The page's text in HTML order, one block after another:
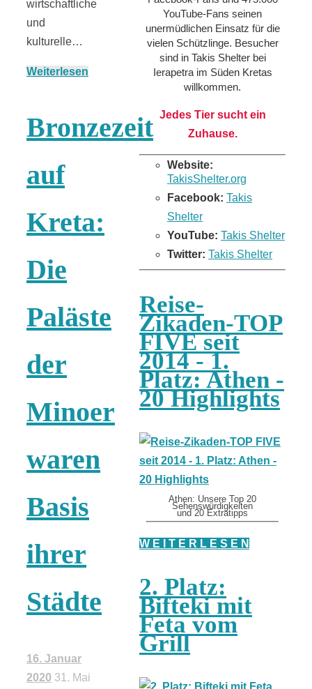
wirtschaftliche
und
kulturelle…
Weiterlesen
Bronzezeit
auf
Kreta:
Die
Paläste
der
Minoer
waren
Basis
ihrer
Städte
16. Januar
2020 31. Mai
YouTube-Fans seinen
unermüdlichen Einsatz für die
vielen Schützlinge. Besucher
sind in Takis Shelter bei
Ierapetra im Süden Kretas
willkommen.
Jedes Tier sucht ein
Zuhause.
Website:
TakisShelter.org
Facebook: Takis
Shelter
YouTube: Takis Shelter
Twitter: Takis Shelter
Reise-
Zikaden-TOP
FIVE seit
2014 - 1.
Platz: Athen -
20 Highlights
Athen: Unsere Top 20
Sehenswürdigkeiten
und 20 Extratipps
W E I T E R L E S E N
2. Platz:
Bifteki mit
Feta vom
Grill